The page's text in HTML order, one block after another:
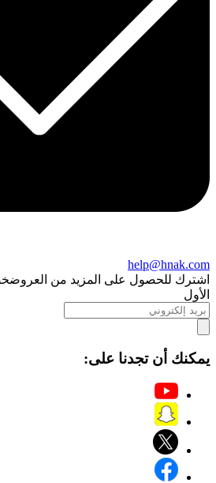
help@hnak.com
اشترك للحصول على المزيد من العروض
الأول
يمكنك أن تجدنا على: